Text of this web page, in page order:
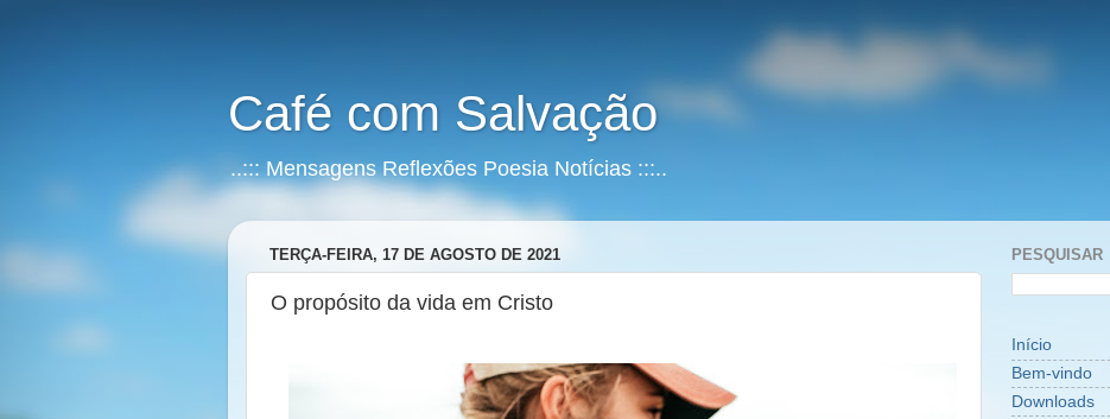
Café com Salvação
..::: Mensagens Reflexões Poesia Notícias :::..
TERÇA-FEIRA, 17 DE AGOSTO DE 2021
O propósito da vida em Cristo
PESQUISAR
Início
Bem-vindo
Downloads